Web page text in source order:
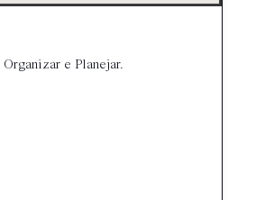
Organizar e Planejar.